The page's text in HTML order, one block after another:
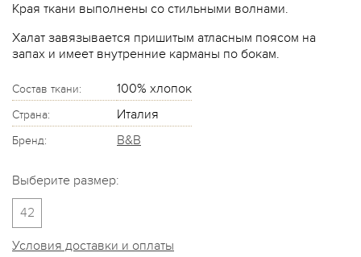
Края ткани выполнены со стильными волнами.
Халат завязывается пришитым атласным поясом на
запах и имеет внутренние карманы по бокам.
Состав ткани: 100% хлопок
Страна: Италия
Бренд: B&B
Выберите размер:
42
Условия доставки и оплаты